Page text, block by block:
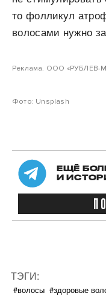
то фолликул
волосами нужно
Реклама. ООО «РУБЛЕВ-
Фото: Unsplash
ЕЩЁ
И
ТЭГИ:
#волосы #здоровые